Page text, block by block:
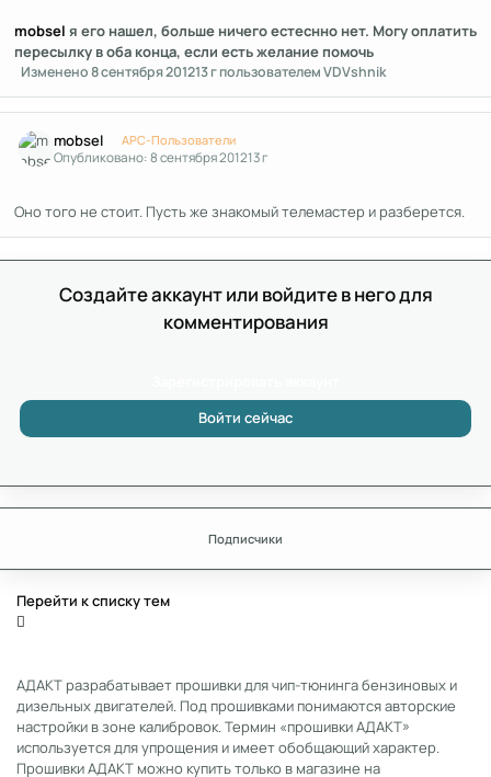
mobsel я его нашел, больше ничего естеснно нет. Могу оплатить
пересылку в оба конца, если есть желание помочь
Изменено8 сентября 201213 гпользователем VDVshnik
mobsel APC-Пользователи
Опубликовано:8 сентября 201213 г
Оно того не стоит. Пусть же знакомый телемастер и разберется.
Создайте аккаунт или войдите в него для
комментирования
Войти сейчас
Подписчики
Перейти к списку тем
АДАКТ разрабатывает прошивки для чип-тюнинга бензиновых и
дизельных двигателей. Под прошивками понимаются авторские
настройки в зоне калибровок. Термин «прошивки АДАКТ»
используется для упрощения и имеет обобщающий характер.
Прошивки АДАКТ можно купить только в магазине на